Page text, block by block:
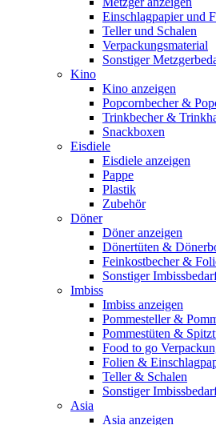
Einschlagpapier und
Teller und Schalen
Verpackungsmaterial
Sonstiger
Kino
Kino anzeigen
Popcornbecher &
Trinkbecher &
Snackboxen
Eisdiele
Eisdiele anzeigen
Pappe
Plastik
Zubehör
Döner
Döner anzeigen
Dönertüten &
Feinkostbecher &
Sonstiger
Imbiss
Imbiss anzeigen
Pommesteller &
Pommestüten &
Food to go
Folien &
Teller & Schalen
Sonstiger
Asia
Asia anzeigen